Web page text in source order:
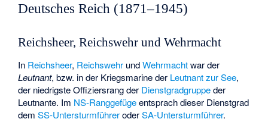
Deutsches Reich (1871–1945)
Reichsheer, Reichswehr und Wehrmacht
In Reichsheer, Reichswehr undWehrmachtwar der
Leutnant, bzw. in der Kriegsmarine der Leutnant zur See,
der niedrigste Offiziersrang der Dienstgradgruppeder
Leutnante. Im NS-Ranggefügeentsprach dieser Dienstgrad
demSS-UntersturmführeroderSA-Untersturmführer.